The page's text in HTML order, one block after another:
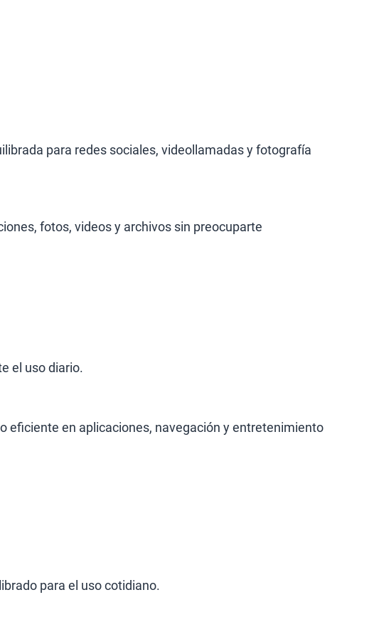
para redes sociales, videollamadas y fotografía
fotos, videos y archivos sin preocuparte
el uso diario.
eficiente en aplicaciones, navegación y entretenimiento
para el uso cotidiano.